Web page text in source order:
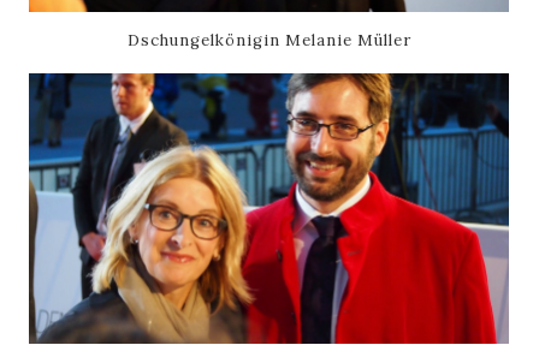
Dschungelkönigin Melanie Müller